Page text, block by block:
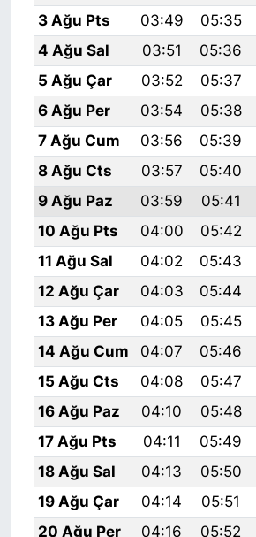
3 Ağu Pts
03:49 05:35
4 Ağu Sal
03:51 05:36
5 Ağu Çar
03:52 05:37
6 Ağu Per
03:54 05:38
7 Ağu Cum
03:56 05:39
8 Ağu Cts
03:57 05:40
9 Ağu Paz
03:59 05:41
10 Ağu Pts
04:00 05:42
11 Ağu Sal
04:02 05:43
12 Ağu Çar
04:03 05:44
13 Ağu Per
04:05 05:45
14 Ağu Cum
04:07 05:46
15 Ağu Cts
04:08 05:47
16 Ağu Paz
04:10 05:48
17 Ağu Pts
04:11 05:49
18 Ağu Sal
04:13 05:50
19 Ağu Çar
04:14 05:51
20 Ağu Per
04:16 05:52